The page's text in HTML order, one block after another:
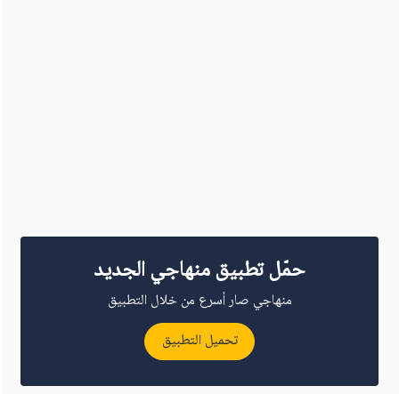
حمّل تطبيق منهاجي الجديد
منهاجي صار أسرع من خلال التطبيق
تحميل التطبيق